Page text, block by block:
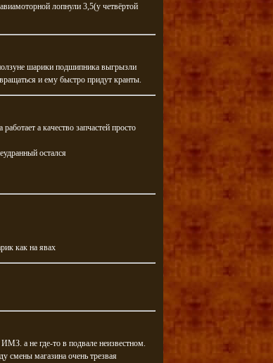
лопнули 3,5(у четвёртой
шарики подшипника выгрызли
и ему быстро придут кранты.
а качество запчастей просто
остался
как на явах
а не где-то в подвале неизвестном.
смены магазина очень трезвая